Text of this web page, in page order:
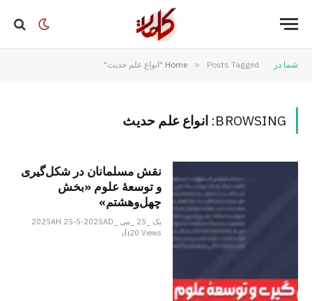
شما در Home » Posts Tagged "انواع علم حدیث"
BROWSING: انواع علم حدیث
نقش مسلمانان در شکل‌گیری
و توسعۀ علوم «بخش
چهل‌وهشتم»
یک _25 _می _2025AH 25-5-2025AD
20Views